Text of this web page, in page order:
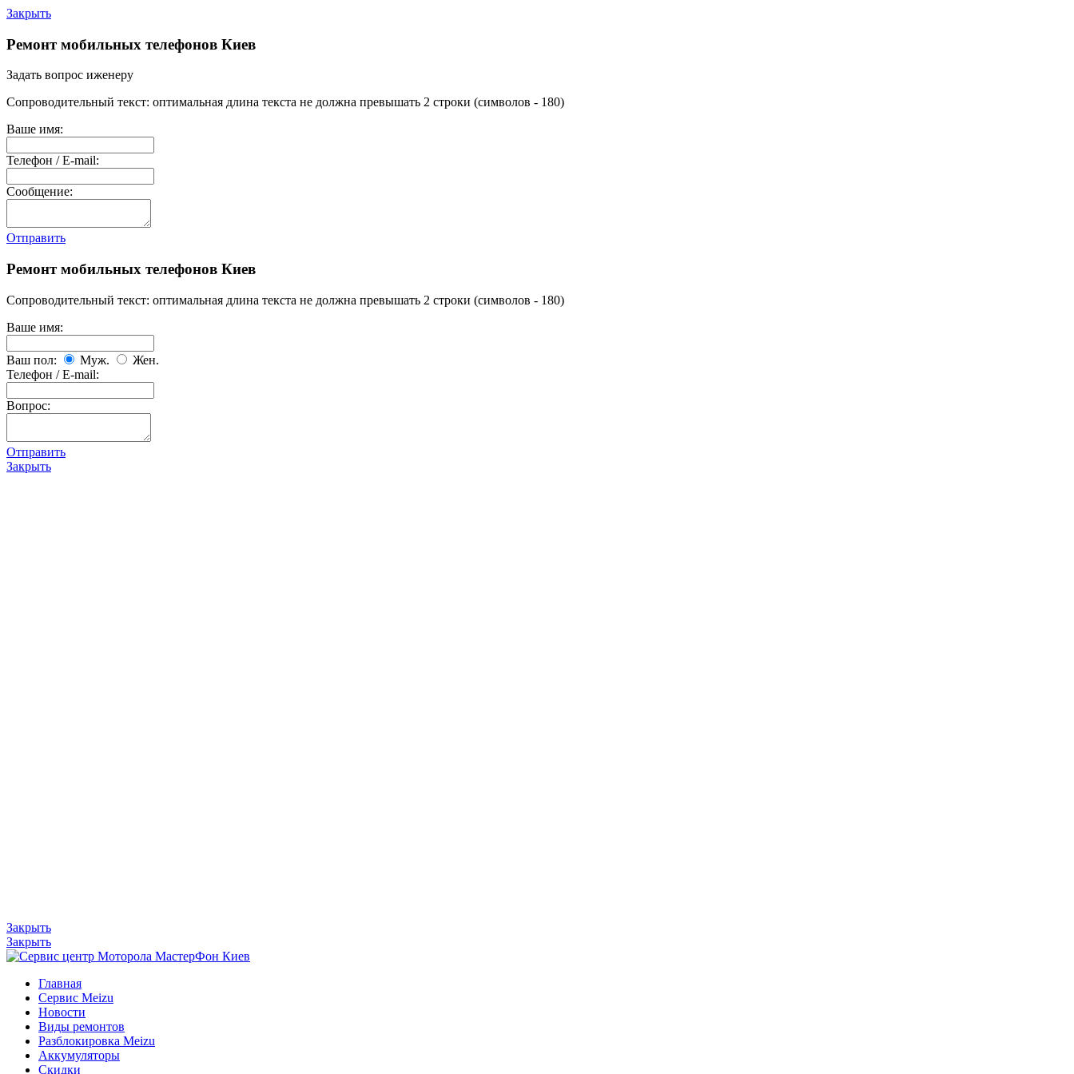
Закрыть
Ремонт мобильных телефонов Киев
Задать вопрос иженеру
Сопроводительный текст: оптимальная длина текста не должна превышать 2 строки (символов - 180)
Ваше имя:
Телефон / E-mail:
Сообщение:
Отправить
Ремонт мобильных телефонов Киев
Сопроводительный текст: оптимальная длина текста не должна превышать 2 строки (символов - 180)
Ваше имя:
Ваш пол: Муж.
Жен.
Телефон / E-mail:
Вопрос:
Отправить
Закрыть
Закрыть
Закрыть
Главная
Сервис Meizu
Новости
Виды ремонтов
Разблокировка Meizu
Аккумуляторы
Скидки